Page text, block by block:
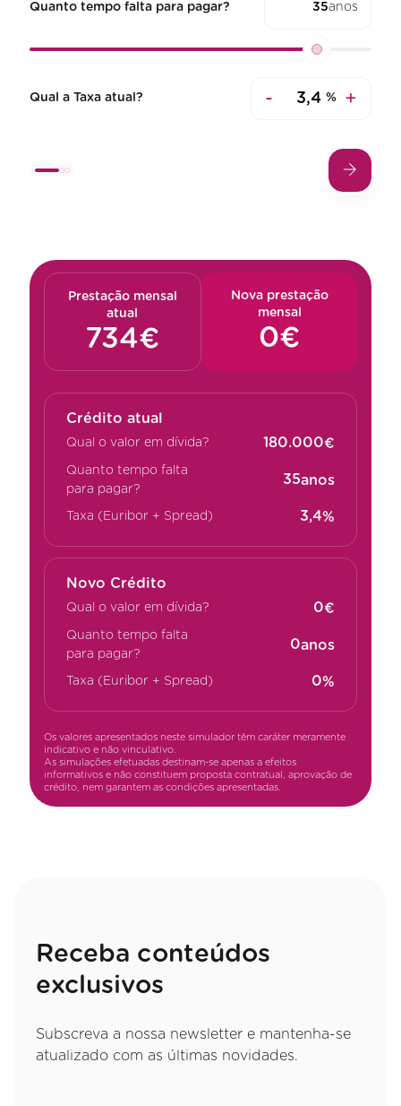
Quanto tempo falta para pagar? anos
Qual a Taxa atual? - % +
Prestação mensal
atual
Nova prestação
mensal
Crédito atual
Qual o valor em dívida? €
Quanto tempo falta
para pagar?
anos
Taxa (Euribor + Spread) %
Novo Crédito
Qual o valor em dívida? €
Quanto tempo falta
para pagar?
anos
Taxa (Euribor + Spread) %
Os valores apresentados neste simulador têm caráter meramente
indicativo e não vinculativo.
As simulações efetuadas destinam-se apenas a efeitos
informativos e não constituem proposta contratual, aprovação de
crédito, nem garantem as condições apresentadas.
Receba conteúdos
exclusivos
Subscreva a nossa newsletter e mantenha-se
atualizado com as últimas novidades.